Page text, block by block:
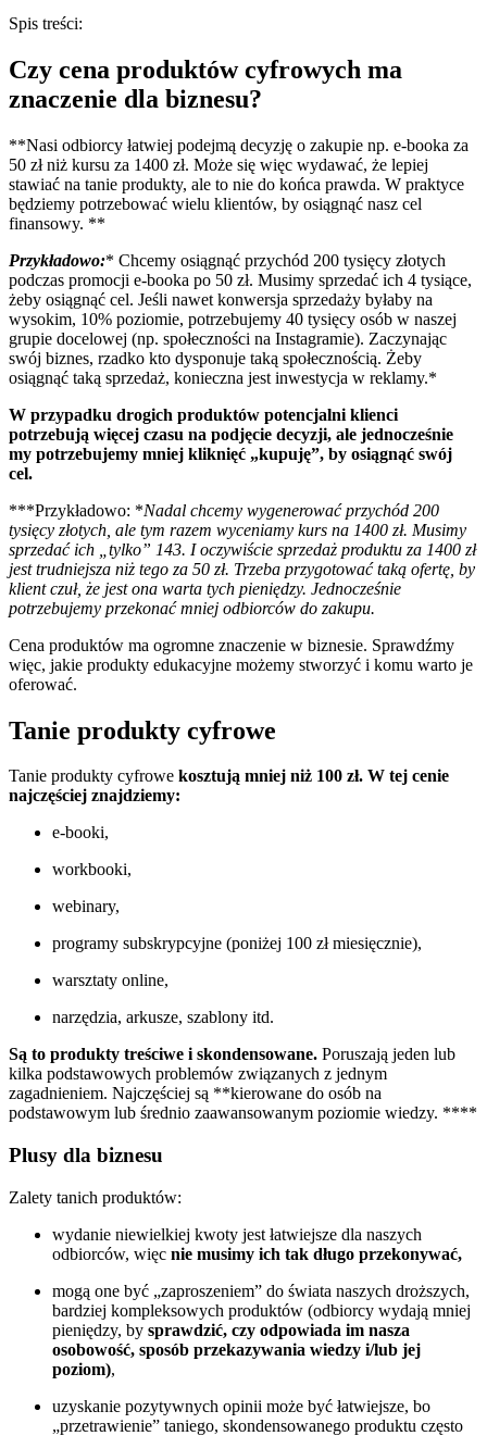
Spis treści:
Czy cena produktów cyfrowych ma
znaczenie dla biznesu?
**Nasi odbiorcy łatwiej podejmą decyzję o zakupie np. e-booka za
50 zł niż kursu za 1400 zł. Może się więc wydawać, że lepiej
stawiać na tanie produkty, ale to nie do końca prawda. W praktyce
będziemy potrzebować wielu klientów, by osiągnąć nasz cel
finansowy. **
Przykładowo:* Chcemy osiągnąć przychód 200 tysięcy złotych
podczas promocji e-booka po 50 zł. Musimy sprzedać ich 4 tysiące,
żeby osiągnąć cel. Jeśli nawet konwersja sprzedaży byłaby na
wysokim, 10% poziomie, potrzebujemy 40 tysięcy osób w naszej
grupie docelowej (np. społeczności na Instagramie). Zaczynając
swój biznes, rzadko kto dysponuje taką społecznością. Żeby
osiągnąć taką sprzedaż, konieczna jest inwestycja w reklamy.*
W przypadku drogich produktów potencjalni klienci
potrzebują więcej czasu na podjęcie decyzji, ale jednocześnie
my potrzebujemy mniej kliknięć „kupuję”, by osiągnąć swój
cel.
***Przykładowo: *Nadal chcemy wygenerować przychód 200
tysięcy złotych, ale tym razem wyceniamy kurs na 1400 zł. Musimy
sprzedać ich „tylko” 143. I oczywiście sprzedaż produktu za 1400 zł
jest trudniejsza niż tego za 50 zł. Trzeba przygotować taką ofertę, by
klient czuł, że jest ona warta tych pieniędzy. Jednocześnie
potrzebujemy przekonać mniej odbiorców do zakupu.
Cena produktów ma ogromne znaczenie w biznesie. Sprawdźmy
więc, jakie produkty edukacyjne możemy stworzyć i komu warto je
oferować.
Tanie produkty cyfrowe
Tanie produkty cyfrowe kosztują mniej niż 100 zł. W tej cenie
najczęściej znajdziemy:
e-booki,
workbooki,
webinary,
programy subskrypcyjne (poniżej 100 zł miesięcznie),
warsztaty online,
narzędzia, arkusze, szablony itd.
Są to produkty treściwe i skondensowane. Poruszają jeden lub
kilka podstawowych problemów związanych z jednym
zagadnieniem. Najczęściej są **kierowane do osób na
podstawowym lub średnio zaawansowanym poziomie wiedzy. ****
Plusy dla biznesu
Zalety tanich produktów:
wydanie niewielkiej kwoty jest łatwiejsze dla naszych
odbiorców, więc nie musimy ich tak długo przekonywać,
mogą one być „zaproszeniem” do świata naszych droższych,
bardziej kompleksowych produktów (odbiorcy wydają mniej
pieniędzy, by sprawdzić, czy odpowiada im nasza
osobowość, sposób przekazywania wiedzy i/lub jej
poziom),
uzyskanie pozytywnych opinii może być łatwiejsze, bo
„przetrawienie” taniego, skondensowanego produktu często